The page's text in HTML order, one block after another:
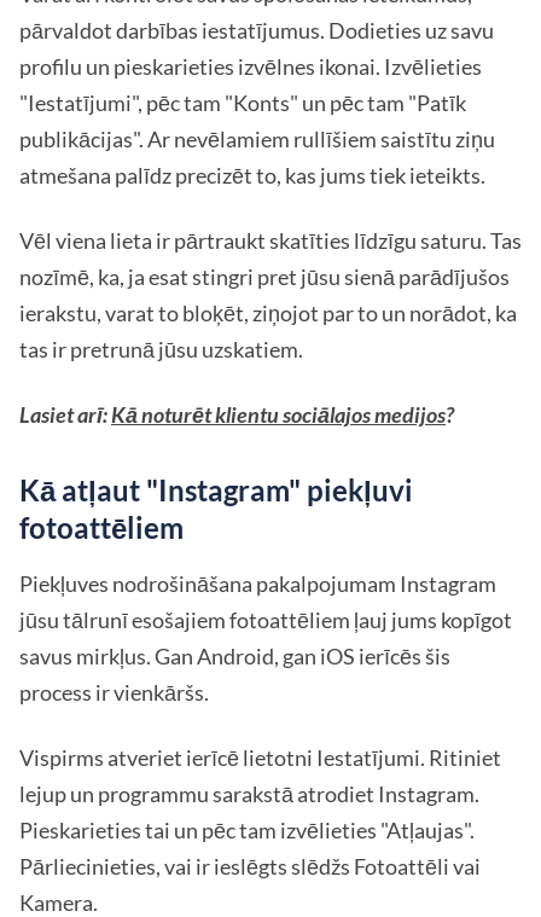
pārvaldot darbības iestatījumus. Dodieties uz savu
profilu un pieskarieties izvēlnes ikonai. Izvēlieties
"Iestatījumi", pēc tam "Konts" un pēc tam "Patīk
publikācijas". Ar nevēlamiem rullīšiem saistītu ziņu
atmešana palīdz precizēt to, kas jums tiek ieteikts.
Vēl viena lieta ir pārtraukt skatīties līdzīgu saturu. Tas
nozīmē, ka, ja esat stingri pret jūsu sienā parādījušos
ierakstu, varat to bloķēt, ziņojot par to un norādot, ka
tas ir pretrunā jūsu uzskatiem.
Lasiet arī:Kā noturēt klientu sociālajos medijos?
Kā atļaut "Instagram" piekļuvi
fotoattēliem
Piekļuves nodrošināšana pakalpojumam Instagram
jūsu tālrunī esošajiem fotoattēliem ļauj jums kopīgot
savus mirkļus. Gan Android, gan iOS ierīcēs šis
process ir vienkāršs.
Vispirms atveriet ierīcē lietotni Iestatījumi. Ritiniet
lejup un programmu sarakstā atrodiet Instagram.
Pieskarieties tai un pēc tam izvēlieties "Atļaujas".
Pārliecinieties, vai ir ieslēgts slēdžs Fotoattēli vai
Kamera.